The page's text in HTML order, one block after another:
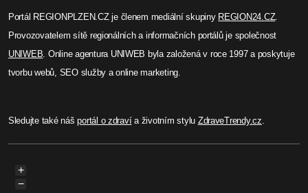
Portál REGIONPLZEN.CZ je členem mediální skupiny REGION24.CZ.
Provozovatelem sítě regionálních a informačních portálů je společnost
UNIWEB. Online agentura UNIWEB byla založená v roce 1997 a poskytuje
tvorbu webů, SEO služby a online marketing.
Sledujte také nášportál o zdravía životním stylu ZdraveTrendy.cz.
+
−